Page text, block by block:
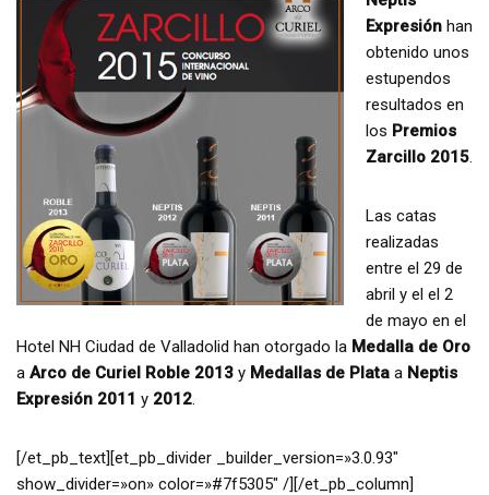
Expresión han
obtenido unos
estupendos
resultados en
los Premios
Zarcillo 2015.
Las catas
realizadas
entre el 29 de
abril y el el 2
de mayo en el
Hotel NH Ciudad de Valladolid han otorgado la Medalla de Oro
a Arco de Curiel Roble 2013 y Medallas de Plata a Neptis
Expresión 2011 y 2012.
[/et_pb_text][et_pb_divider _builder_version=»3.0.93″
show_divider=»on» color=»#7f5305″ /][/et_pb_column]